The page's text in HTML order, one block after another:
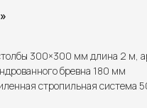
300×300 мм длина 2 м,
бревна 180 мм
стропильная система